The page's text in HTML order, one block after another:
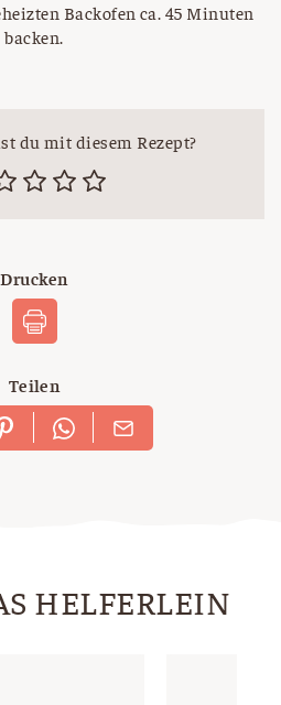
Backofen ca. 45 Minuten
backen.
du mit diesem Rezept?
Drucken
Teilen
HELFERLEIN